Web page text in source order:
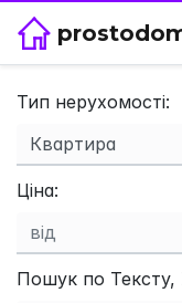
Тип нерухомості:
Ціна:
Пошук по Тексту,